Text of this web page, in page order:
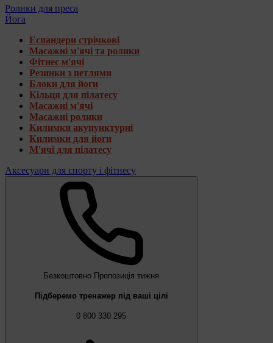
Ролики для преса
Йога
Еспандери стрічкові
Масажні м'ячі та ролики
Фітнес м'ячі
Резинки з петлями
Блоки для йоги
Кільця для пілатесу
Масажні м'ячі
Масажні ролики
Килимки акупунктурні
Килимки для йоги
М'ячі для пілатесу
Аксесуари для спорту і фітнесу
Безкоштовно Пропозиція тижня
Підберемо тренажер під ваші цілі
0 800 330 295